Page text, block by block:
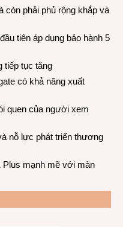
còn phải phủ rộng khắp và
tiên áp dụng bảo hành 5
tiếp tục tăng
có khả năng xuất
quen của người xem
nỗ lực phát triển thương
Plus mạnh mẽ với màn